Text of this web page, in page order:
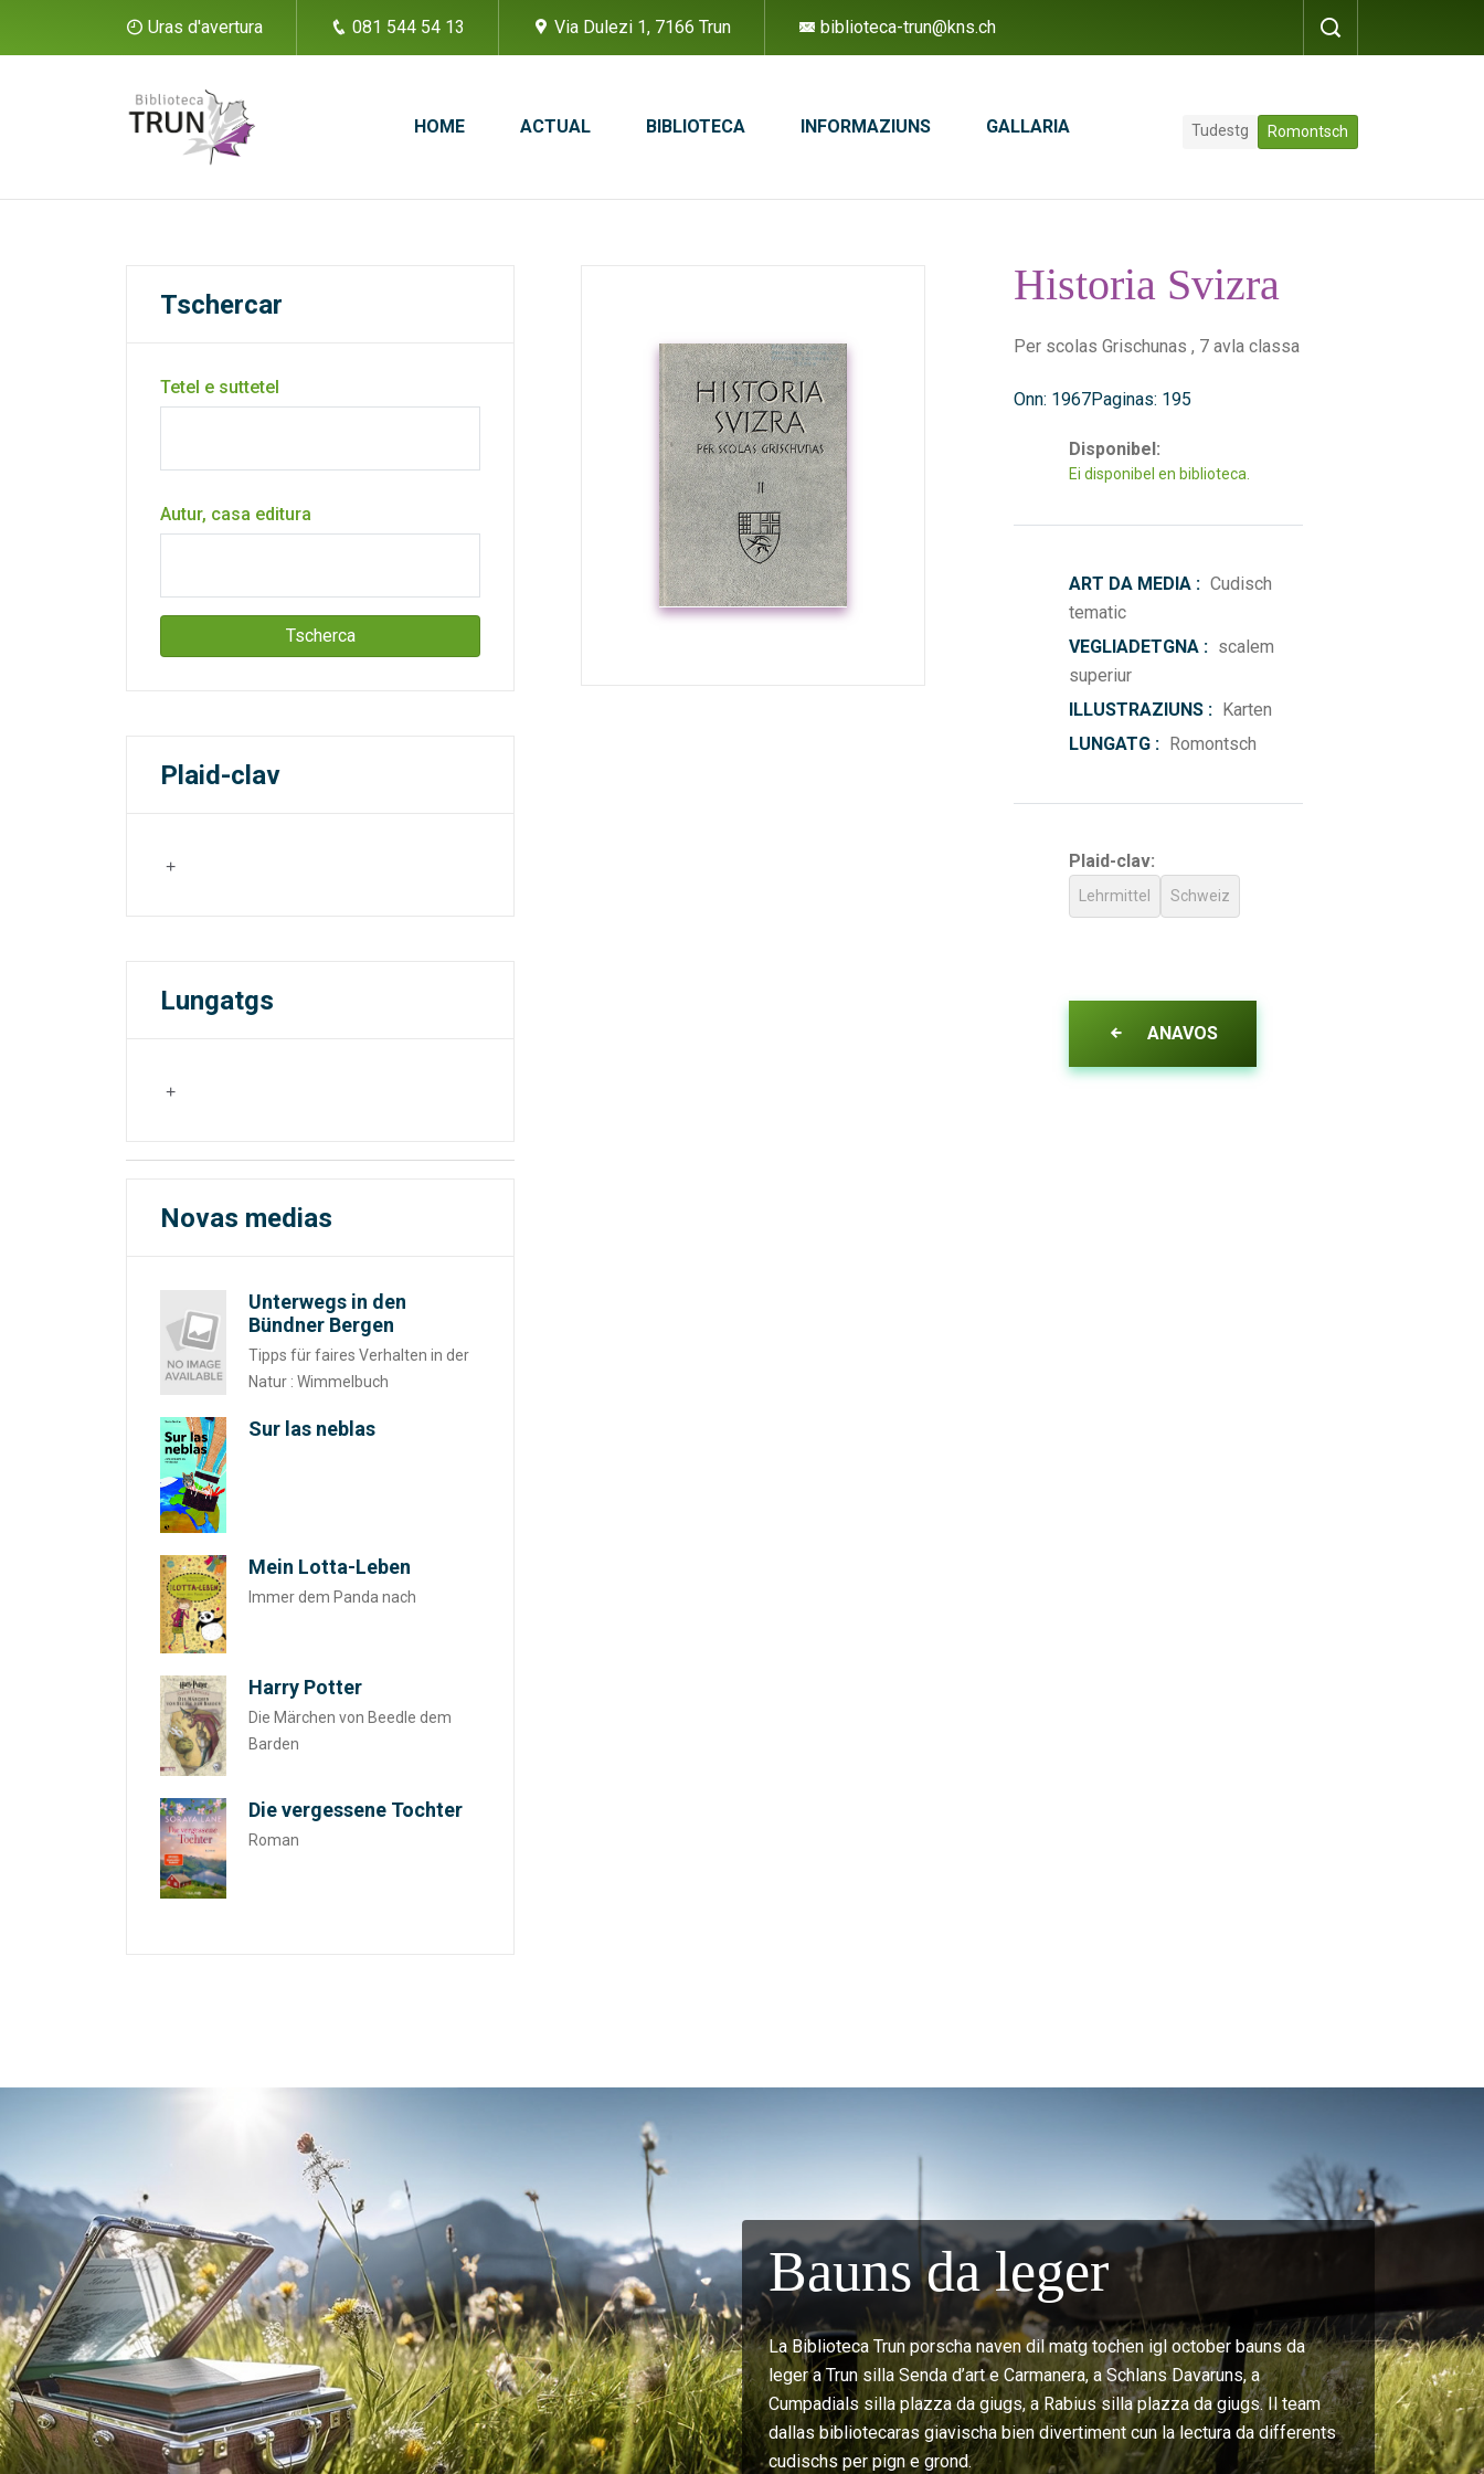
Uras d'avertura 081 544 54 13 Via Dulezi 1, 7166 Trun biblioteca-trun@kns.ch
HOME ACTUAL BIBLIOTECA INFORMAZIUNS GALLARIA Tudestg Romontsch
Tschercar
Tetel e suttetel
Autur, casa editura
Tscherca
Plaid-clav
Lungatgs
Novas medias
Unterwegs in den
Bündner Bergen
Tipps für faires Verhalten in der
Natur : Wimmelbuch
Sur las neblas
Mein Lotta-Leben
Immer dem Panda nach
Harry Potter
Die Märchen von Beedle dem
Barden
Die vergessene Tochter
Roman
Historia Svizra
Per scolas Grischunas , 7 avla classa
Onn: 1967Paginas: 195
Disponibel:
Ei disponibel en biblioteca.
ART DA MEDIA : Cudisch
tematic
VEGLIADETGNA : scalem
superiur
ILLUSTRAZIUNS : Karten
LUNGATG : Romontsch
Plaid-clav:
Lehrmittel Schweiz
ANAVOS
Bauns da leger
La Biblioteca Trun porscha naven dil matg tochen igl october bauns da
leger a Trun silla Senda d’art e Carmanera, a Schlans Davaruns, a
Cumpadials silla plazza da giugs, a Rabius silla plazza da giugs. Il team
dallas bibliotecaras giavischa bien divertiment cun la lectura da differents
cudischs per pign e grond.